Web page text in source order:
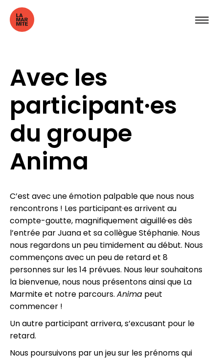
Avec les
participant·es
du groupe
Anima
C’est avec une émotion palpable que nous nous
rencontrons ! Les participant·es arrivent au
compte-goutte, magnifiquement aiguillé·es dès
l’entrée par Juana et sa collègue Stéphanie. Nous
nous regardons un peu timidement au début. Nous
commençons avec un peu de retard et 8
personnes sur les 14 prévues. Nous leur souhaitons
la bienvenue, nous nous présentons ainsi que La
Marmite et notre parcours. Anima peut
commencer !
Un autre participant arrivera, s’excusant pour le
retard.
Nous poursuivons par un jeu sur les prénoms qui